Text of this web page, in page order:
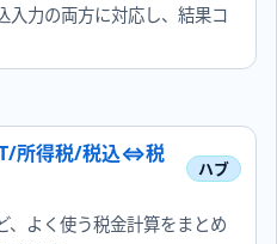
入力の両方に対応し、結果コ
所得税/税込⇔税
、よく使う税金計算をまとめ